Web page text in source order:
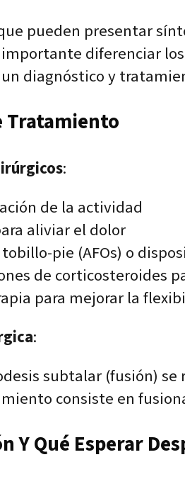
pueden presentar
diferenciar
diagnóstico y
Tratamiento
:
de la actividad
aliviar el dolor
pie (AFOs) o
de corticosteroides
para mejorar la
:
subtalar (fusión)
consiste en
Y Qué Esperar